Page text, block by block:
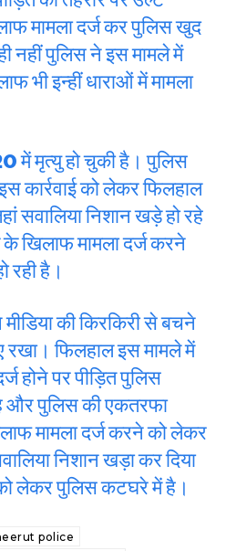
मामला दर्ज कर पुलिस खुद
नहीं पुलिस ने इस मामले में
भी इन्हीं धाराओं में मामला
में मृत्यु हो चुकी है। पुलिस
कार्रवाई को लेकर फिलहाल
सवालिया निशान खड़े हो रहे
खिलाफ मामला दर्ज करने
रही है।
की किरकिरी से बचने
रखा। फिलहाल इस मामले में
होने पर पीड़ित पुलिस
और पुलिस की एकतरफा
मामला दर्ज करने को लेकर
निशान खड़ा कर दिया
लेकर पुलिस कटघरे में है।
police